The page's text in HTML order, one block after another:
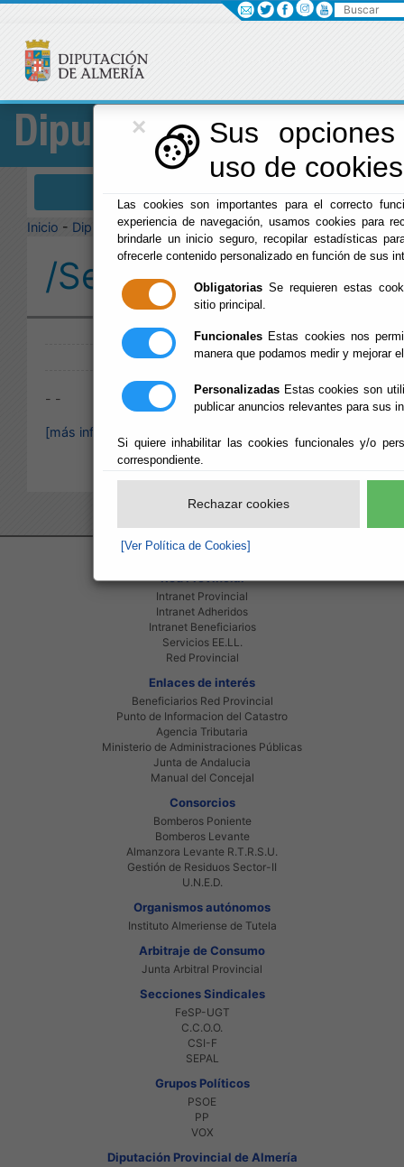
×
Sus
uso de
Las cookies son importantes para el correcto
experiencia de navegación, usamos cookies para
brindarle un inicio seguro, recopilar estadísticas
ofrecerle contenido personalizado en función de sus
Obligatorias Se requieren estas
sitio principal.
Funcionales Estas cookies nos
manera que podamos medir y mejorar
Personalizadas Estas cookies son
publicar anuncios relevantes para sus
Si quiere inhabilitar las cookies funcionales y/o
correspondiente.
Rechazar cookies
[Ver Política de Cookies]
Diputación
Inicio - Diputación -
/Servicios/
- -
Publicado:
[más información]
Red Provincial
Intranet Provincial
Intranet Adheridos
Intranet Beneficiarios
Servicios EE.LL.
Red Provincial
Enlaces de interés
Beneficiarios Red Provincial
Punto de Informacion del Catastro
Agencia Tributaria
Ministerio de Administraciones Públicas
Junta de Andalucia
Manual del Concejal
Consorcios
Bomberos Poniente
Bomberos Levante
Almanzora Levante R.T.R.S.U.
Gestión de Residuos Sector-II
U.N.E.D.
Organismos autónomos
Instituto Almeriense de Tutela
Arbitraje de Consumo
Junta Arbitral Provincial
Secciones Sindicales
FeSP-UGT
C.C.O.O.
CSI-F
SEPAL
Grupos Políticos
PSOE
PP
VOX
Diputación Provincial de Almería
Buscar